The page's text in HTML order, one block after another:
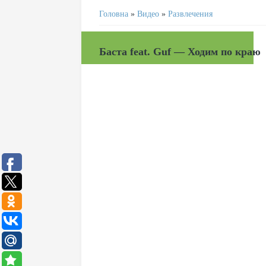
Головна » Видео » Развлечения
Баста feat. Guf — Ходим по краю